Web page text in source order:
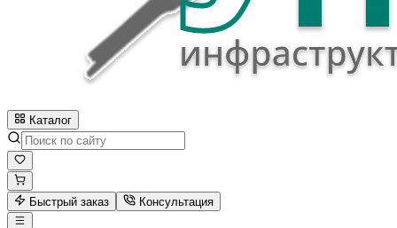
Каталог
Быстрый заказ Консультация